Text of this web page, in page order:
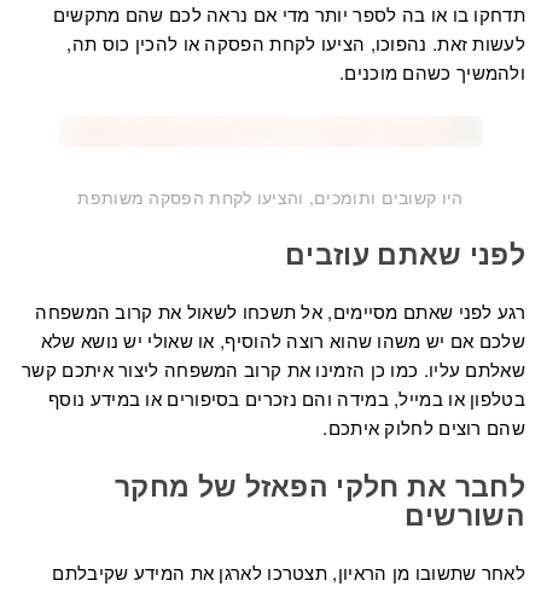
תדחקו בו או בה לספר יותר מדי אם נראה לכם שהם מתקשים
לעשות זאת. נהפוכו, הציעו לקחת הפסקה או להכין כוס תה,
ולהמשיך כשהם מוכנים.
היו קשובים ותומכים, והציעו לקחת הפסקה משותפת
לפני שאתם עוזבים
רגע לפני שאתם מסיימים, אל תשכחו לשאול את קרוב המשפחה
שלכם אם יש משהו שהוא רוצה להוסיף, או שאולי יש נושא שלא
שאלתם עליו. כמו כן הזמינו את קרוב המשפחה ליצור איתכם קשר
בטלפון או במייל, במידה והם נזכרים בסיפורים או במידע נוסף
שהם רוצים לחלוק איתכם.
לחבר את חלקי הפאזל של מחקר
השורשים
לאחר שתשובו מן הראיון, תצטרכו לארגן את המידע שקיבלתם